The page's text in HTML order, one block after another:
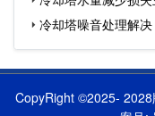
冷却塔噪音处理解决
CopyRight ©2025- 2028